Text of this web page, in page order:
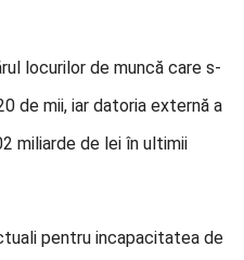
locurilor de muncă care s-
de mii, iar datoria externă a
miliarde de lei în ultimii
pentru incapacitatea de